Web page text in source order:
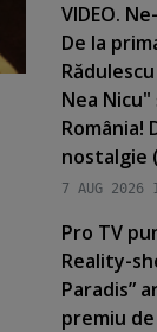
VIDEO.
De la
Nea
România!
nostalgie
7 AUG 2026
Pro TV
Reality-
Paradis”
premiu